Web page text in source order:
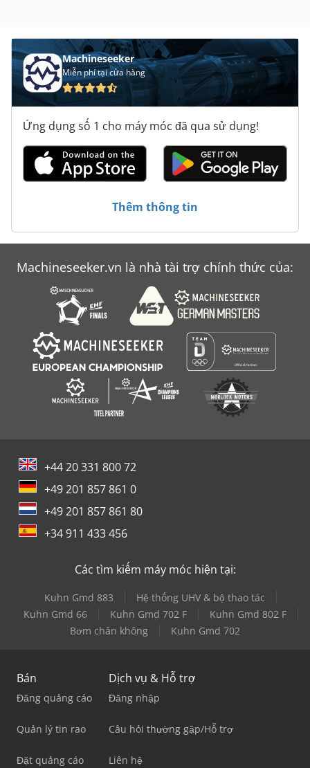
Machineseeker
Miễn phí tại cửa hàng
Ứng dụng số 1 cho máy móc đã qua sử dụng!
Thêm thông tin
Machineseeker.vn là nhà tài trợ chính thức của:
+44 20 331 800 72
+49 201 857 861 0
+49 201 857 861 80
+34 911 433 456
Các tìm kiếm máy móc hiện tại:
Kuhn Gmd 883
Hệ thống UHV & bộ thao tác
Kuhn Gmd 66
Kuhn Gmd 702 F
Kuhn Gmd 802 F
Bơm chân không
Kuhn Gmd 702
Bán
Đăng quảng cáo
Quản lý tin rao
Đặt quảng cáo
Dịch vụ & Hỗ trợ
Đăng nhập
Câu hỏi thường gặp/Hỗ trợ
Liên hệ